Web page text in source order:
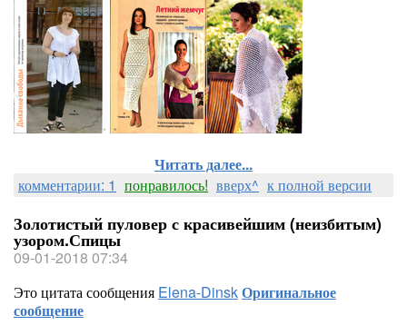
Читать далее...
комментарии: 1 понравилось! вверх^ к полной версии
Золотистый пуловер с красивейшим (неизбитым)
узором.Спицы
09-01-2018 07:34
Это цитата сообщения Elena-DinskОригинальное
сообщение